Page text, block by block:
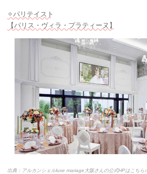
✧パリテイスト
【パリス・ヴィラ・プラティーヌ】
出典：アルカンシェルluxe mariage大阪さんの公式HPはこちら♪